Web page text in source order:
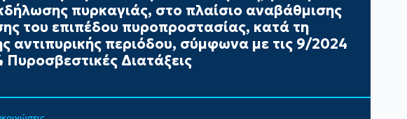
πυρκαγιάς, στο πλαίσιο αναβάθμισης
του επιπέδου πυροπροστασίας, κατά τη
αντιπυρικής περιόδου, σύμφωνα με τις 9/2024
Πυροσβεστικές Διατάξεις